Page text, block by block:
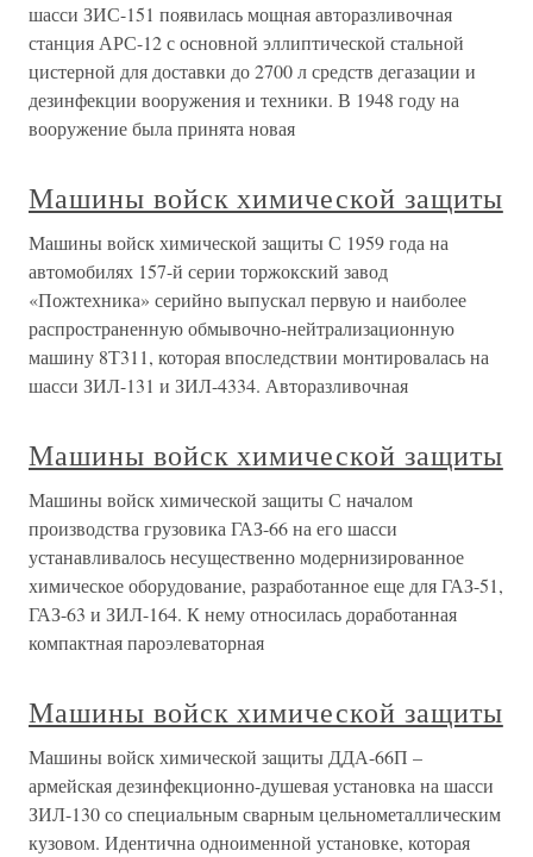
шасси ЗИС-151 появилась мощная авторазливочная
станция АРС-12 с основной эллиптической стальной
цистерной для доставки до 2700 л средств дегазации и
дезинфекции вооружения и техники. В 1948 году на
вооружение была принята новая
Машины войск химической защиты
Машины войск химической защиты С 1959 года на
автомобилях 157-й серии торжокский завод
«Пожтехника» серийно выпускал первую и наиболее
распространенную обмывочно-нейтрализационную
машину 8Т311, которая впоследствии монтировалась на
шасси ЗИЛ-131 и ЗИЛ-4334. Авторазливочная
Машины войск химической защиты
Машины войск химической защиты С началом
производства грузовика ГАЗ-66 на его шасси
устанавливалось несущественно модернизированное
химическое оборудование, разработанное еще для ГАЗ-51,
ГАЗ-63 и ЗИЛ-164. К нему относилась доработанная
компактная пароэлеваторная
Машины войск химической защиты
Машины войск химической защиты ДДА-66П –
армейская дезинфекционно-душевая установка на шасси
ЗИЛ-130 со специальным сварным цельнометаллическим
кузовом. Идентична одноименной установке, которая